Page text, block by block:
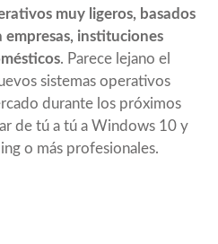
muy ligeros, basados
empresas, instituciones
. Parece lejano el
sistemas operativos
durante los próximos
de tú a tú a Windows 10 y
o más profesionales.